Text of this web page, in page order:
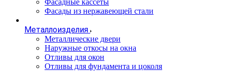
Фасадные кассеты
Фасады из нержавеющей стали
Металлоизделия
Металлические двери
Наружные откосы на окна
Отливы для окон
Отливы для фундамента и цоколя